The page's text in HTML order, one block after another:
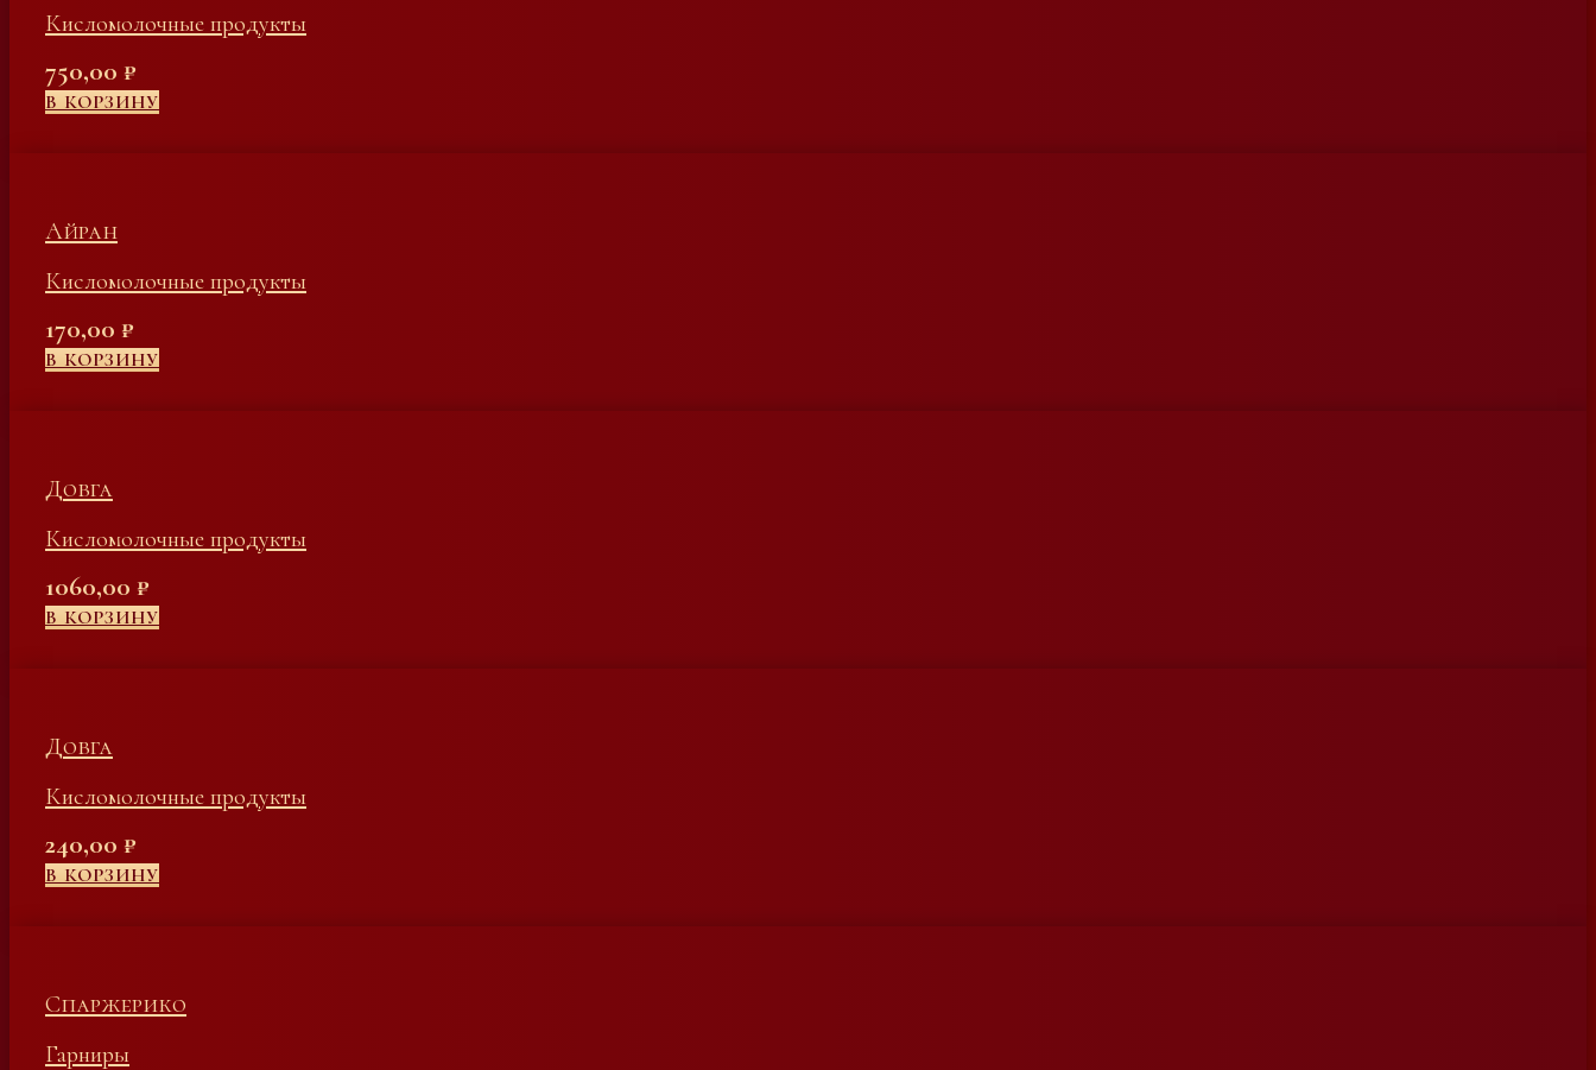
Кисломолочные продукты
750,00 ₽
В КОРЗИНУ
Айран
Кисломолочные продукты
170,00 ₽
В КОРЗИНУ
Довга
Кисломолочные продукты
1060,00 ₽
В КОРЗИНУ
Довга
Кисломолочные продукты
240,00 ₽
В КОРЗИНУ
Спаржерико
Гарниры